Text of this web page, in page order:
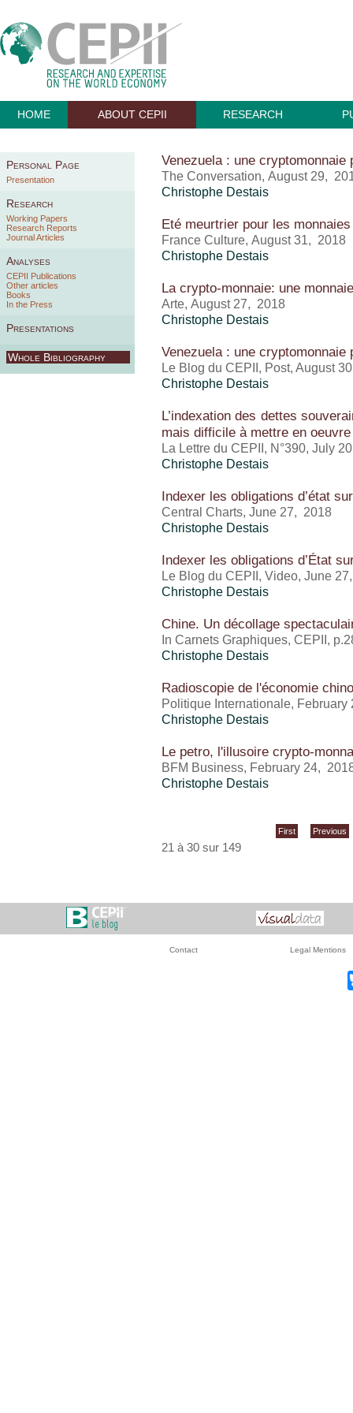
HOME ABOUT CEPII RESEARCH
Personal Page
Presentation
Research
Working Papers
Research Reports
Journal Articles
Analyses
CEPII Publications
Other articles
Books
In the Press
Presentations
Whole Bibliography
Venezuela : une cryptomonnaie
The Conversation, August 29,
Christophe Destais
Eté meurtrier pour les monnaies
France Culture, August 31, 2018
Christophe Destais
La crypto-monnaie: une
Arte, August 27, 2018
Christophe Destais
Venezuela : une cryptomonnaie
Le Blog du CEPII, Post, August
Christophe Destais
L’indexation des dettes
mais difficile à mettre en oeuvre
La Lettre du CEPII, N°390, July
Christophe Destais
Indexer les obligations d’état
Central Charts, June 27, 2018
Christophe Destais
Indexer les obligations d’État
Le Blog du CEPII, Video, June
Christophe Destais
Chine. Un décollage
In Carnets Graphiques, CEPII,
Christophe Destais
Radioscopie de l'économie
Politique Internationale,
Christophe Destais
Le petro, l'illusoire crypto-
BFM Business, February 24,
Christophe Destais
First Previous
21 à 30 sur 149
Contact Legal Mentions